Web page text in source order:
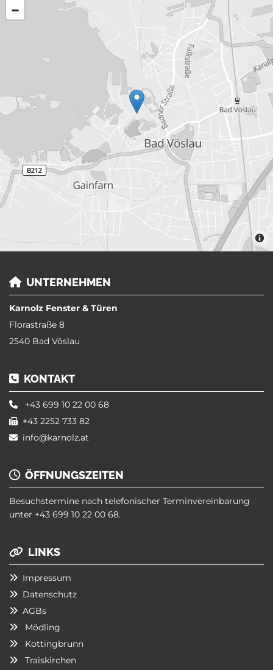
 UNTERNEHMEN
Karnolz Fenster & Türen
Florastraße 8
2540 Bad Vöslau
 KONTAKT
 +43 699 10 22 00 68
 +43 2252 733 82
 info@karnolz.at
ÖFFNUNGSZEITEN
Besuchstermine nach telefonischer Terminvereinbarung
unter +43 699 10 22 00 68.
 LINKS
 Impressum
 Datenschutz
 AGBs
 Mödling
 Kottingbrunn
 Traiskirchen